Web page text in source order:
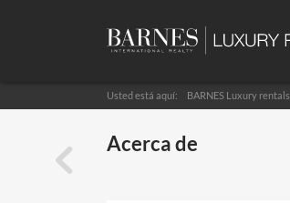
Usted está aquí: BARNES Luxury rentals
Acerca de